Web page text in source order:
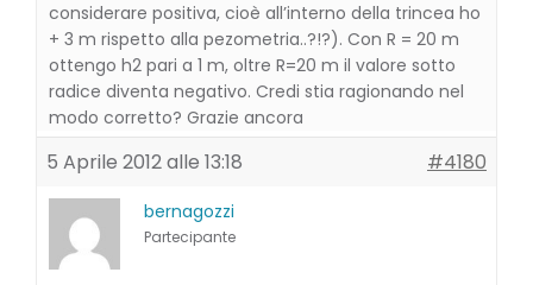
considerare positiva, cioè all’interno della trincea ho
+ 3 m rispetto alla pezometria..?!?). Con R = 20 m
ottengo h2 pari a 1 m, oltre R=20 m il valore sotto
radice diventa negativo. Credi stia ragionando nel
modo corretto? Grazie ancora
5 Aprile 2012 alle 13:18 #4180
bernagozzi
Partecipante